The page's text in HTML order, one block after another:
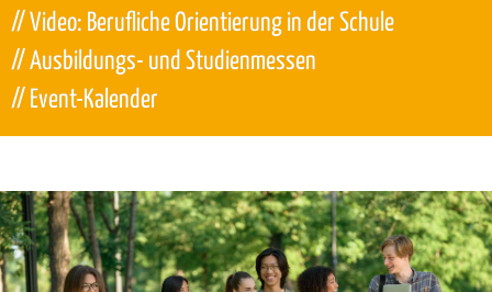
// Video: Berufliche Orientierung in der Schule
// Ausbildungs- und Studienmessen
// Event-Kalender